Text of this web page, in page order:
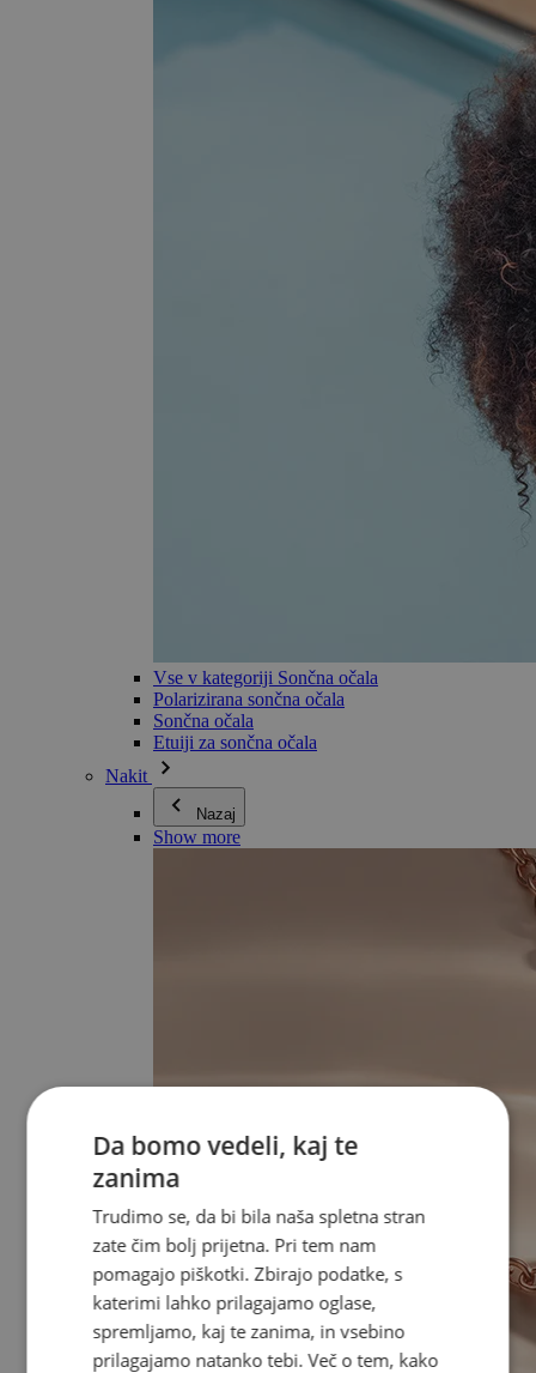
Vse v kategoriji Sončna očala
Polarizirana sončna očala
Sončna očala
Etuiji za sončna očala
Nakit
Nazaj
Show more
Da bomo vedeli, kaj te
zanima
Trudimo se, da bi bila naša spletna stran
zate čim bolj prijetna. Pri tem nam
pomagajo piškotki. Zbirajo podatke, s
katerimi lahko prilagajamo oglase,
spremljamo, kaj te zanima, in vsebino
prilagajamo natanko tebi. Več o tem, kako